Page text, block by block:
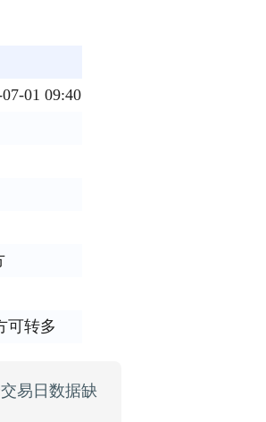
01 09:40
可转多
易日数据缺